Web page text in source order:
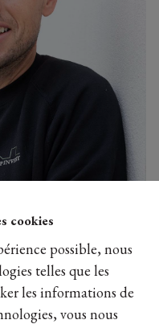
cookies
possible, nous
telles que les
les informations de
vous nous